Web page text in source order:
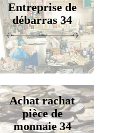
Entreprise de
débarras 34
Achat rachat
pièce de
monnaie 34